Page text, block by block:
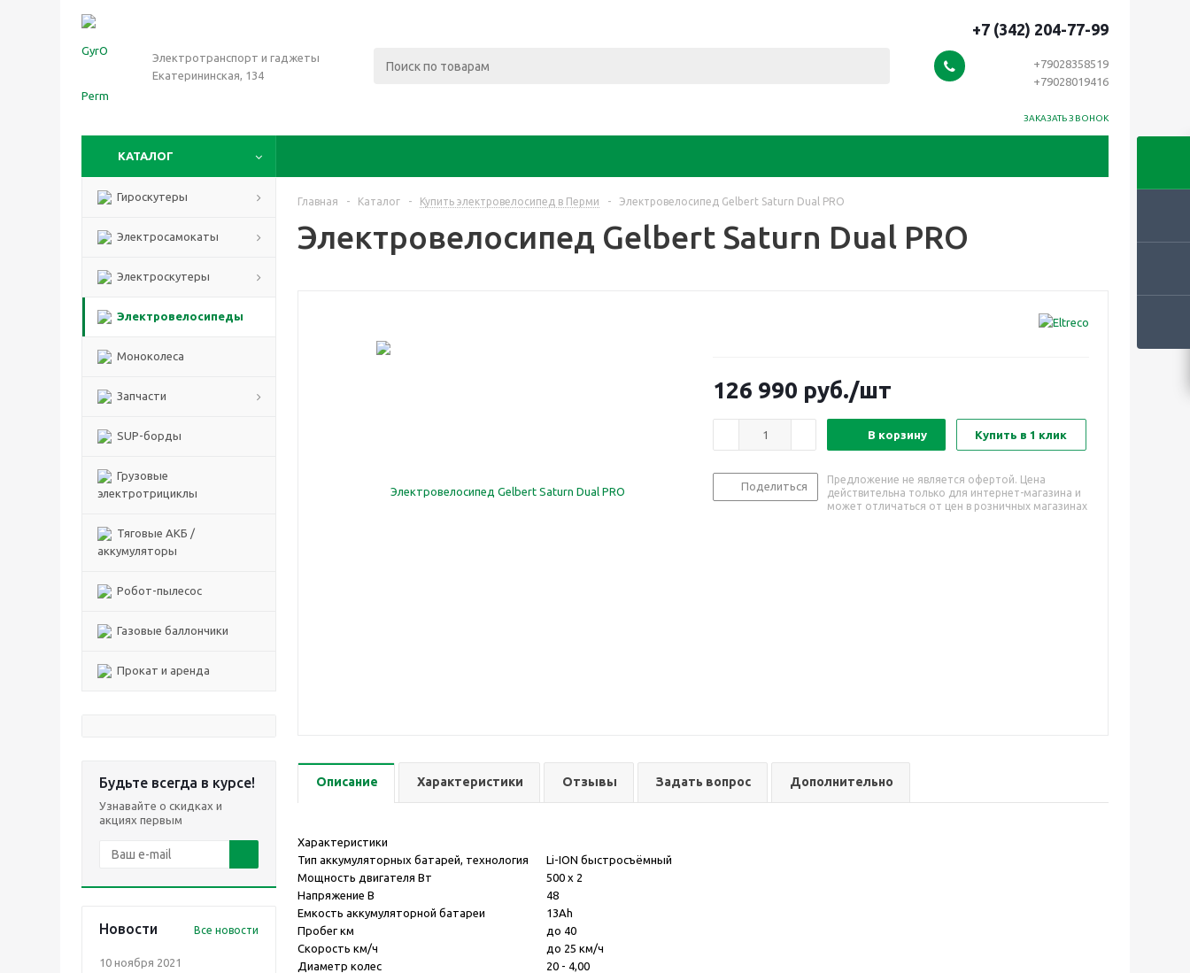
Электротранспорт и гаджеты
Екатерининская, 134
+7 (342) 204-77-99
+79028358519
+79028019416
ЗАКАЗАТЬ ЗВОНОК
КАТАЛОГ
Гироскутеры
Электросамокаты
Электроскутеры
Электровелосипеды
Моноколеса
Запчасти
SUP-борды
Грузовые
электротрициклы
Тяговые АКБ /
аккумуляторы
Робот-пылесос
Газовые баллончики
Прокат и аренда
Будьте всегда в курсе!
Узнавайте о скидках и
акциях первым
Новости Все новости
10 ноября 2021
Главная - Каталог - Купить электровелосипед в Перми - Электровелосипед Gelbert Saturn Dual PRO
Электровелосипед Gelbert Saturn Dual PRO
126 990 руб./шт
В корзину Купить в 1 клик
Поделиться
Предложение не является офертой. Цена
действительна только для интернет-магазина и
может отличаться от цен в розничных магазинах
Описание Характеристики Отзывы Задать вопрос Дополнительно
Характеристики
Тип аккумуляторных батарей, технология
Li-ION быстросъёмный
Мощность двигателя Вт
500 x 2
Напряжение В
48
Емкость аккумуляторной батареи
13Ah
Пробег км
до 40
Скорость км/ч
до 25 км/ч
Диаметр колес
20 - 4,00